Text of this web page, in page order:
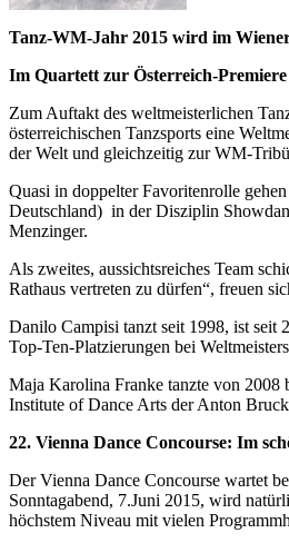
Tanz-WM-Jahr 2015 wird im
Im Quartett zur Österreich-Premiere
Zum Auftakt des weltmeisterlichen
österreichischen Tanzsports eine
der Welt und gleichzeitig zur WM-
Quasi in doppelter Favoritenrolle
Deutschland) in der Disziplin
Menzinger.
Als zweites, aussichtsreiches Team
Rathaus vertreten zu dürfen“, freuen
Danilo Campisi tanzt seit 1998, ist seit
Top-Ten-Platzierungen bei
Maja Karolina Franke tanzte von 2008
Institute of Dance Arts der Anton
22. Vienna Dance Concourse: Im
Der Vienna Dance Concourse wartet
Sonntagabend, 7.Juni 2015, wird
höchstem Niveau mit vielen